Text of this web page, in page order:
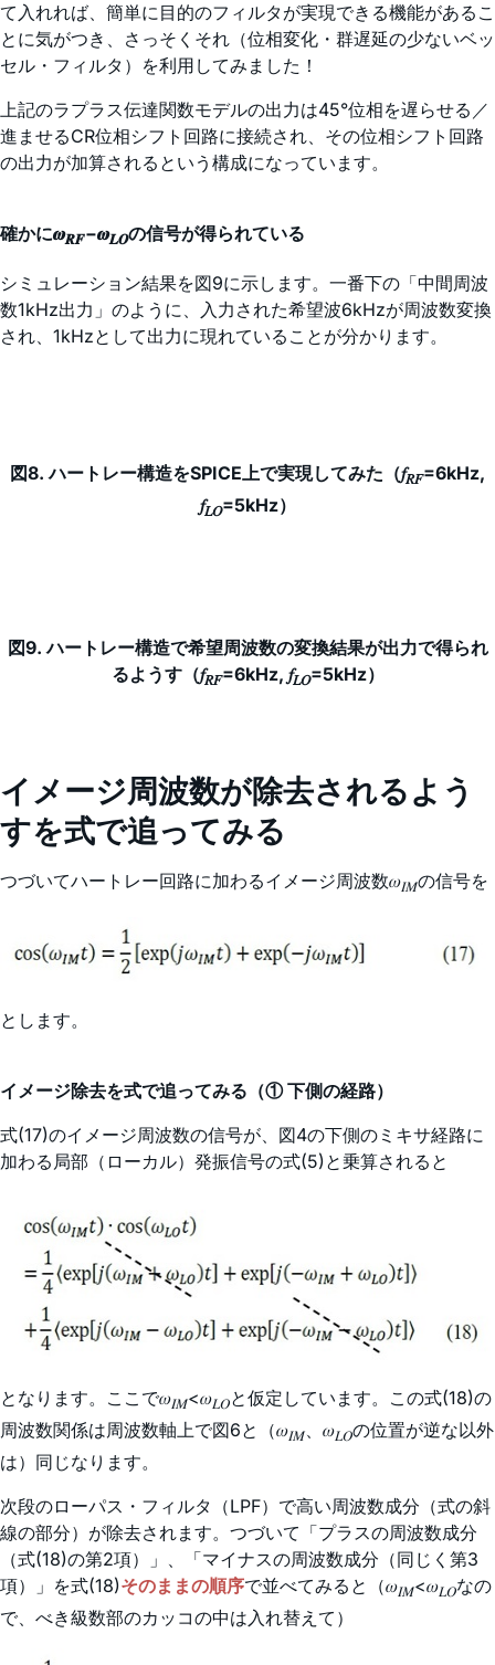
て入れれば、簡単に目的のフィルタが実現できる機能があるこ
とに気がつき、さっそくそれ（位相変化・群遅延の少ないベッ
セル・フィルタ）を利用してみました！
上記のラプラス伝達関数モデルの出力は45°位相を遅らせる／
進ませるCR位相シフト回路に接続され、その位相シフト回路
の出力が加算されるという構成になっています。
確かに𝝎𝑹𝑭−𝝎𝑳𝑶の信号が得られている
シミュレーション結果を図9に示します。一番下の「中間周波
数1kHz出力」のように、入力された希望波6kHzが周波数変換
され、1kHzとして出力に現れていることが分かります。
図8. ハートレー構造をSPICE上で実現してみた（𝑓𝑅𝐹=6kHz,
𝑓𝐿𝑂=5kHz）
図9. ハートレー構造で希望周波数の変換結果が出力で得られ
るようす（𝑓𝑅𝐹=6kHz, 𝑓𝐿𝑂=5kHz）
イメージ周波数が除去されるよう
すを式で追ってみる
つづいてハートレー回路に加わるイメージ周波数𝜔𝐼𝑀の信号を
とします。
イメージ除去を式で追ってみる（① 下側の経路）
式(17)のイメージ周波数の信号が、図4の下側のミキサ経路に
加わる局部（ローカル）発振信号の式(5)と乗算されると
となります。ここで𝜔𝐼𝑀<𝜔𝐿𝑂と仮定しています。この式(18)の
周波数関係は周波数軸上で図6と（𝜔𝐼𝑀 、𝜔𝐿𝑂の位置が逆な以外
は）同じなります。
次段のローパス・フィルタ（LPF）で高い周波数成分（式の斜
線の部分）が除去されます。つづいて「プラスの周波数成分
（式(18)の第2項）」、「マイナスの周波数成分（同じく第3
項）」を式(18)そのままの順序で並べてみると（𝜔𝐼𝑀<𝜔𝐿𝑂なの
で、べき級数部のカッコの中は入れ替えて）